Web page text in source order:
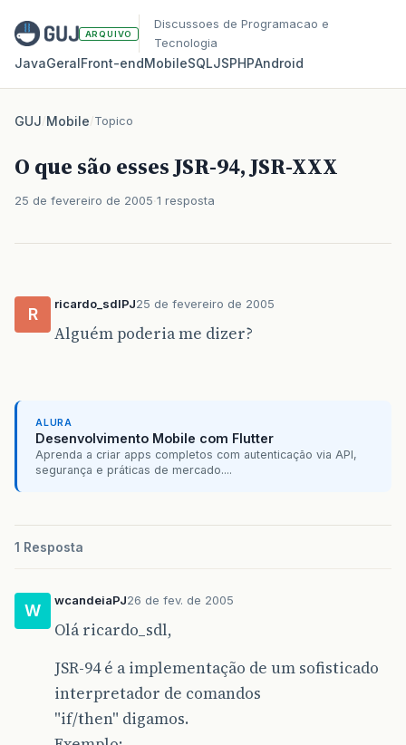
ARQUIVO
Discussoes de Programacao e
Tecnologia
JavaGeralFront‑endMobileSQLJSPHPAndroid
GUJ/Mobile/Topico
O que são esses JSR-94, JSR-XXX
25 de fevereiro de 2005 1 resposta
R
ricardo_sdlPJ25 de fevereiro de 2005
Alguém poderia me dizer?
ALURA
Desenvolvimento Mobile com Flutter
Aprenda a criar apps completos com autenticação via API,
segurança e práticas de mercado....
1 Resposta
W
wcandeiaPJ26 de fev. de 2005
Olá ricardo_sdl,
JSR-94 é a implementação de um sofisticado
interpretador de comandos
"if/then" digamos.